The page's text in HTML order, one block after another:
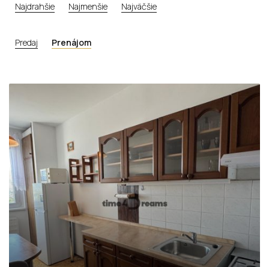
Najdrahšie Najmenšie Najväčšie
Predaj Prenájom